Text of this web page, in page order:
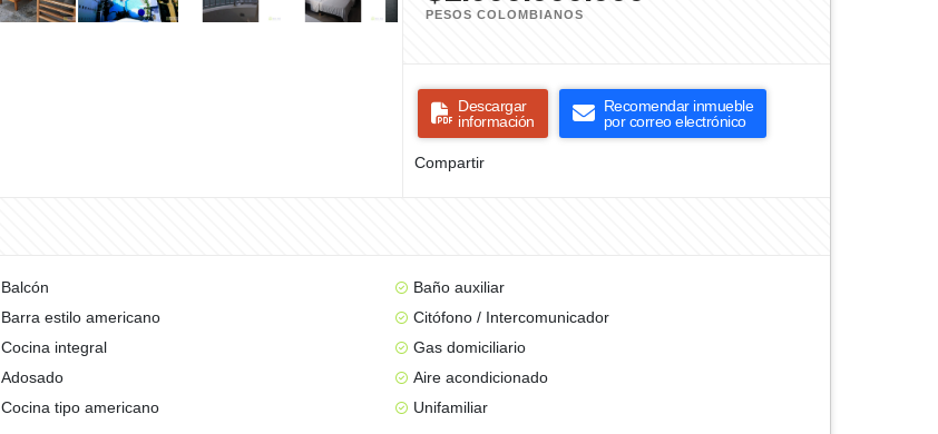
PESOS COLOMBIANOS
Descargar
información
Recomendar inmueble
por correo electrónico
Compartir
Balcón
Baño auxiliar
Barra estilo americano
Citófono / Intercomunicador
Cocina integral
Gas domiciliario
Adosado
Aire acondicionado
Cocina tipo americano Unifamiliar